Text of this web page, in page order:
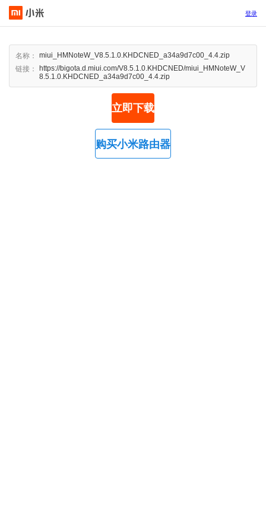
登录
名称：
miui_HMNoteW_V8.5.1.0.KHDCNED_a34a9d7c00_4.4.zip
链接：
https://bigota.d.miui.com/V8.5.1.0.KHDCNED/miui_HMNoteW_V
8.5.1.0.KHDCNED_a34a9d7c00_4.4.zip
立即下载
购买小米路由器